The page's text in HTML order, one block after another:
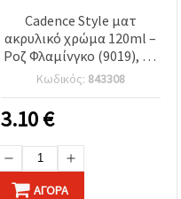
Cadence Style ματ
ακρυλικό χρώμα 120ml –
Ροζ Φλαμίνγκο (9019), με
βάση το νερό για τέχνη,
χειροτεχνίες, DIY &
διακόσμηση
Κωδικός: 843308
3.10€
ΑΓΟΡΆ